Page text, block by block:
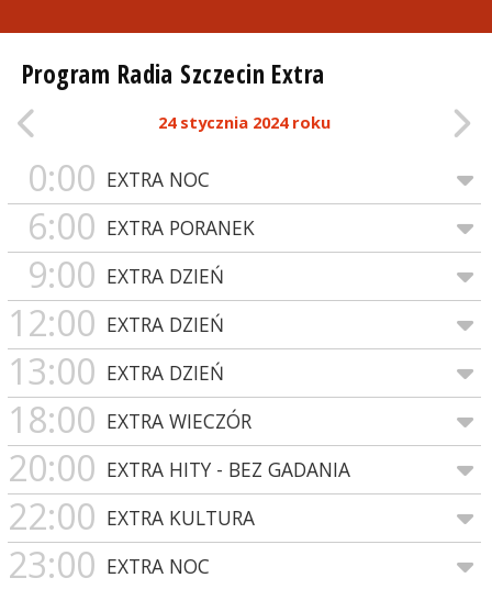
Program Radia Szczecin Extra
24 stycznia 2024 roku
0:00 EXTRA NOC
6:00 EXTRA PORANEK
9:00 EXTRA DZIEŃ
12:00 EXTRA DZIEŃ
13:00 EXTRA DZIEŃ
18:00 EXTRA WIECZÓR
20:00 EXTRA HITY - BEZ GADANIA
22:00 EXTRA KULTURA
23:00 EXTRA NOC